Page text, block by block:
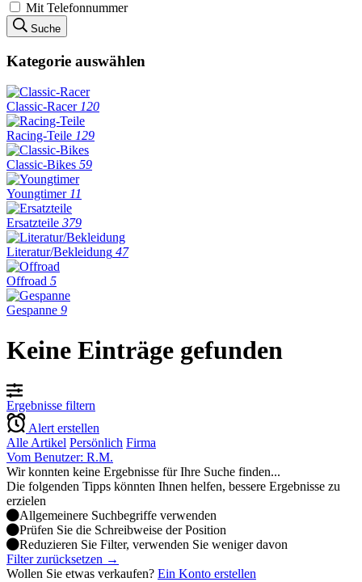
Mit Telefonnummer
Suche
Kategorie auswählen
Classic-Racer 120
Racing-Teile 129
Classic-Bikes 59
Youngtimer 11
Ersatzteile 379
Literatur/Bekleidung 47
Offroad 5
Gespanne 9
Keine Einträge gefunden
Ergebnisse filtern
Alert erstellen
Alle Artikel Persönlich Firma
Vom Benutzer: R.M.
Wir konnten keine Ergebnisse für Ihre Suche finden...
Die folgenden Tipps könnten Ihnen helfen, bessere Ergebnisse zu
erzielen
Allgemeinere Suchbegriffe verwenden
Prüfen Sie die Schreibweise der Position
Reduzieren Sie Filter, verwenden Sie weniger davon
Filter zurücksetzen →
Wollen Sie etwas verkaufen? Ein Konto erstellen